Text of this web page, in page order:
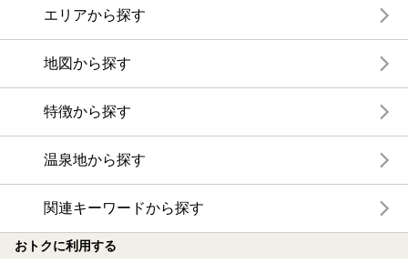
エリアから探す
地図から探す
特徴から探す
温泉地から探す
関連キーワードから探す
おトクに利用する